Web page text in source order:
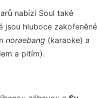
nabízí Soul také
jsou hluboce zakořeněné
noraebang (karaoke) a
a pitím).